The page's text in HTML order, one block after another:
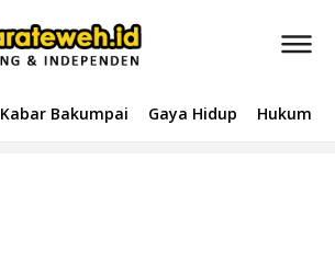
Kabar Bakumpai Gaya Hidup Hukum &